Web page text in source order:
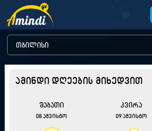
ამინდი დღეების მიხედვით
შაბათი
08 აგვისტო
კვირა
09 აგვისტო